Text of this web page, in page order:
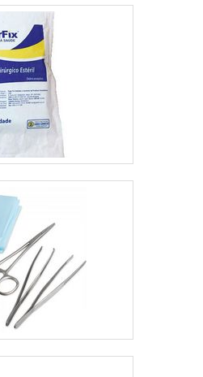
descartável e gorro
odontológico
descartável.É uma
empresa comprometida
com seus serviços e
uma empresa
responsável,
qualificações possíveis
pelo fato de a empresa
possuir escritório de
alta qualidade onde são
realizadas as atividades
e estrutura suficiente
para atender todas as
demandas. Tudo isso,
somado a uma equipe
a visita para acessar o
nosso site e saber mais
sobre a empresa, nossos
serviços e produtos. Se
preferir, entre em contato
com um dos nossos
consultores e solicite um
orçamento!